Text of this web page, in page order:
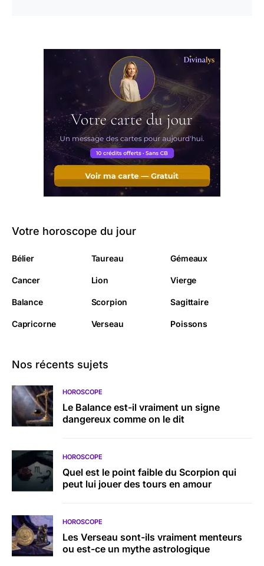
Votre horoscope du jour
Bélier Taureau Gémeaux
Cancer Lion Vierge
Balance Scorpion Sagittaire
Capricorne Verseau Poissons
Nos récents sujets
HOROSCOPE
Le Balance est-il vraiment un signe
dangereux comme on le dit
HOROSCOPE
Quel est le point faible du Scorpion qui
peut lui jouer des tours en amour
HOROSCOPE
Les Verseau sont-ils vraiment menteurs
ou est-ce un mythe astrologique